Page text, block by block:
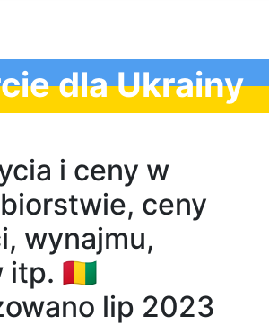
dla Ukrainy
i ceny w
ceny
wynajmu,
itp. 🇬🇳
lip 2023